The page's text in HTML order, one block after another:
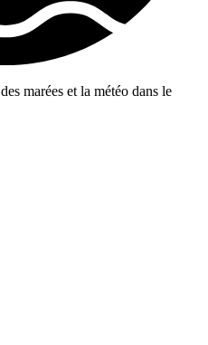
marées et la météo dans le